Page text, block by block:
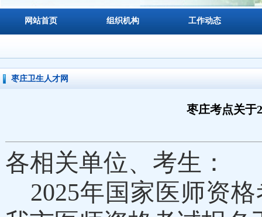
网站首页 组织机构 工作动态
枣庄卫生人才网
枣庄考点关于
各相关单位、考生：
2025年国家医师资